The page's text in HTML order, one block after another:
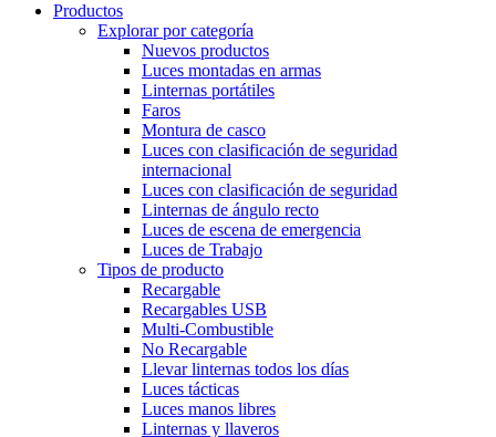
Productos
Explorar por categoría
Nuevos productos
Luces montadas en armas
Linternas portátiles
Faros
Montura de casco
Luces con clasificación de seguridad
internacional
Luces con clasificación de seguridad
Linternas de ángulo recto
Luces de escena de emergencia
Luces de Trabajo
Tipos de producto
Recargable
Recargables USB
Multi-Combustible
No Recargable
Llevar linternas todos los días
Luces tácticas
Luces manos libres
Linternas y llaveros